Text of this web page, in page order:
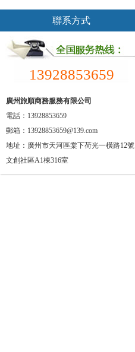
聯系方式
13928853659
廣州旅順商務服務有限公司
電話：13928853659
郵箱：13928853659@139.com
地址：廣州市天河區棠下荷光一橫路12號
文創社區A1棟316室